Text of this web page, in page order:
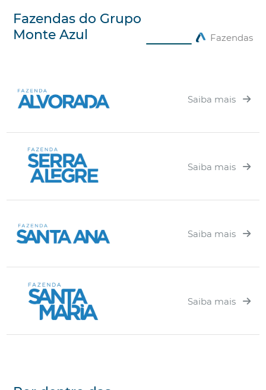
Fazendas do Grupo
Monte Azul
Fazendas
Saiba mais
Saiba mais
Saiba mais
Saiba mais